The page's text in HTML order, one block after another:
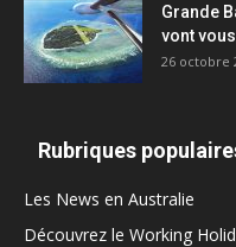
Grande
vont
26 octobre
Rubriques
Les News en Australie
Découvrez le Working